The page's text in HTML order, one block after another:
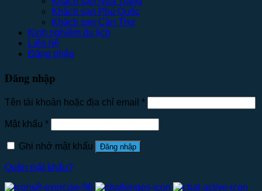
Khách sạn Phú Quốc
Khách sạn Cần Thơ
Kinh nghiệm du lịch
Liên hệ
Đăng nhập
Đăng nhập
Tên tài khoản hoặc địa chỉ email *
Mật khẩu *
Ghi nhớ mật khẩu Đăng nhập
Quên mật khẩu?